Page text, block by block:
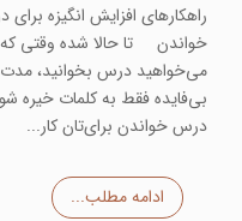
راهکارهای افزایش انگیزه
خواندن تا حالا شده وقتی که
می‌خواهید درس بخوانید،
بی‌فایده فقط به کلمات خیره
درس خواندن برای‌تان کار...
ادامه مطلب...